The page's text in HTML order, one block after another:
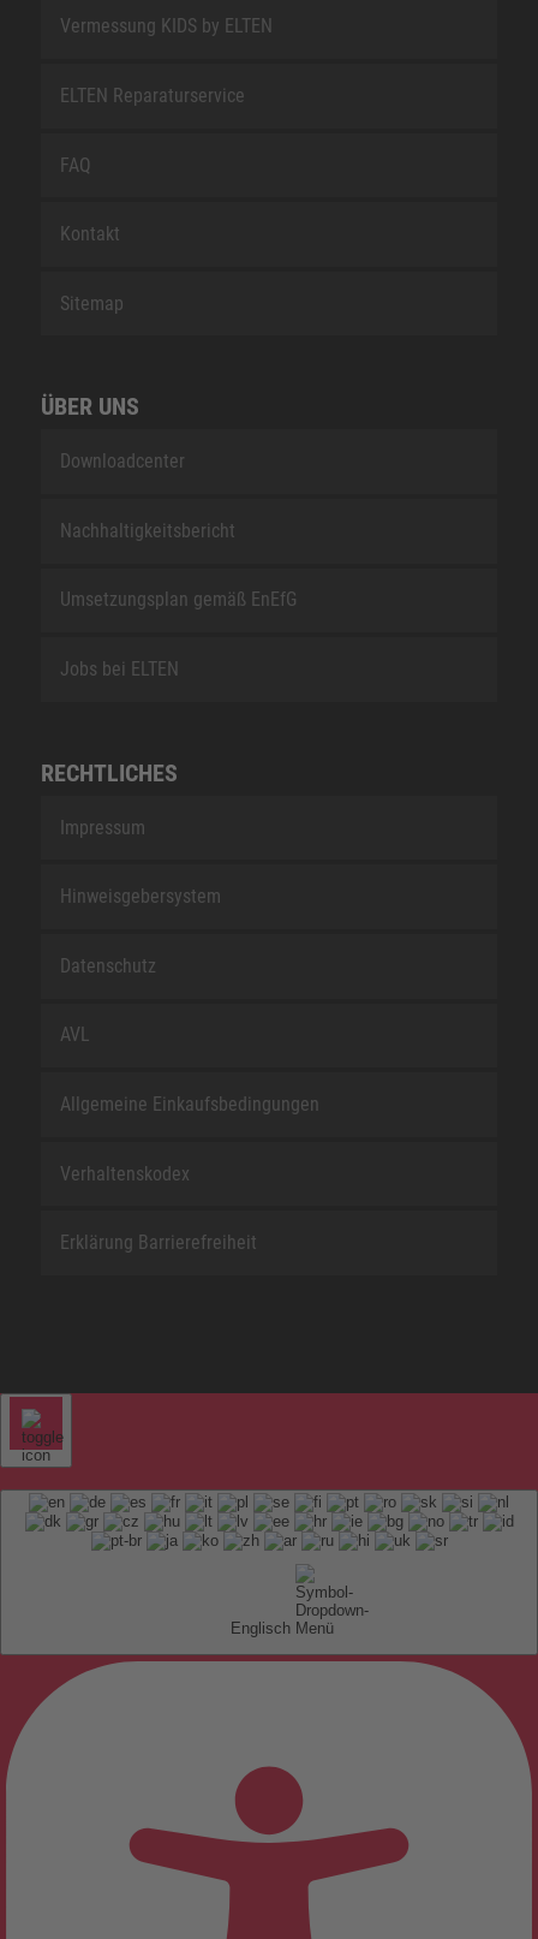
Vermessung KIDS by ELTEN
ELTEN Reparaturservice
FAQ
Kontakt
Sitemap
ÜBER UNS
Downloadcenter
Nachhaltigkeitsbericht
Umsetzungsplan gemäß EnEfG
Jobs bei ELTEN
RECHTLICHES
Impressum
Hinweisgebersystem
Datenschutz
AVL
Allgemeine Einkaufsbedingungen
Verhaltenskodex
Erklärung Barrierefreiheit
Englisch